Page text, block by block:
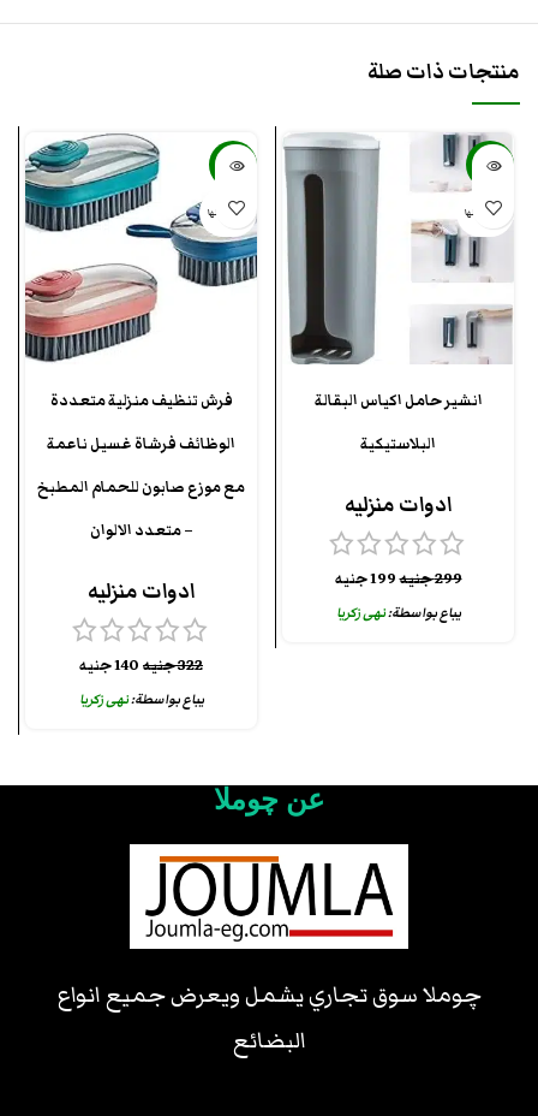
منتجات ذات صلة
-33%
بيعت كلها
انشير حامل اكياس البقالة
البلاستيكية
ادوات منزليه
299جنيه199جنيه
يباع بواسطة:نهى زكريا
-57%
بيعت كلها
فرش تنظيف منزلية متعددة
الوظائف فرشاة غسيل ناعمة
مع موزع صابون للحمام المطبخ
– متعدد الالوان
ادوات منزليه
322جنيه 140جنيه
يباع بواسطة:نهى زكريا
عن چوملا
چوملا سوق تجاري يشمل ويعرض جميع انواع
البضائع